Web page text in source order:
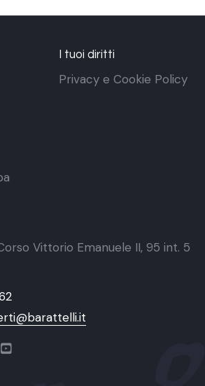
I tuoi diritti
Privacy e Cookie Policy
Vittorio Emanuele II, 95 int. 5